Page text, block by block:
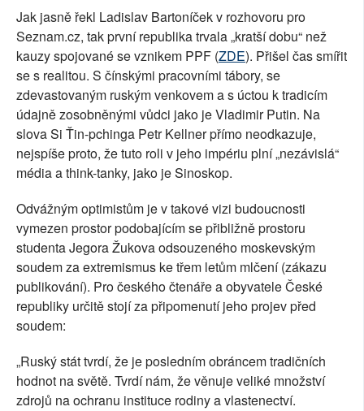
Jak jasně řekl Ladislav Bartoníček v rozhovoru pro
Seznam.cz, tak první republika trvala „kratší dobu“ než
kauzy spojované se vznikem PPF (ZDE). Přišel čas smířit
se s realitou. S čínskými pracovními tábory, se
zdevastovaným ruským venkovem a s úctou k tradicím
údajně zosobněnými vůdci jako je Vladimir Putin. Na
slova Si Ťin-pchinga Petr Kellner přímo neodkazuje,
nejspíše proto, že tuto roli v jeho impériu plní „nezávislá“
média a think-tanky, jako je Sinoskop.
Odvážným optimistům je v takové vizi budoucnosti
vymezen prostor podobajícím se přibližně prostoru
studenta Jegora Žukova odsouzeného moskevským
soudem za extremismus ke třem letům mlčení (zákazu
publikování). Pro českého čtenáře a obyvatele České
republiky určitě stojí za připomenutí jeho projev před
soudem:
„Ruský stát tvrdí, že je posledním obráncem tradičních
hodnot na světě. Tvrdí nám, že věnuje veliké množství
zdrojů na ochranu instituce rodiny a vlastenectví.